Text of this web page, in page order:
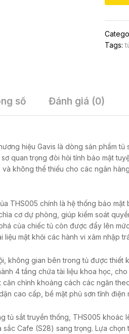
Tags:
số Đánh giá (0)
hiệu Gavis là dòng sản phẩm tủ
sơ quan trọng đòi hỏi tính bảo mật
không thể thiếu cho các ngân
THS005 chính là hệ thống bảo mật
cơ dự phòng, giúp kiểm soát
của chiếc tủ còn được đẩy lên
liệu mật khỏi các hành vi xâm nhập
không gian bên trong tủ được thiết
4 tầng chứa tài liệu khoa học, cho
chỉnh khoảng cách các ngăn
cao cấp, bề mặt phủ sơn tĩnh
tủ sắt truyền thống, THS005 khoác
Cafe (S28) sang trọng. Lựa chọn